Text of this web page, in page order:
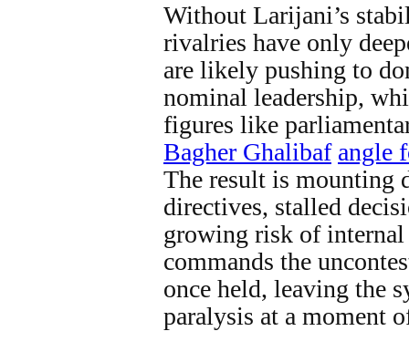
Without Larijani’s
rivalries have only
are likely pushing to
nominal leadership,
figures like
Bagher Ghalibaf angle
The result is mounting
directives, stalled
growing risk of
commands the
once held, leaving the
paralysis at a moment